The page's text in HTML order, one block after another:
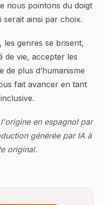
nous pointons du doigt
serait ainsi par choix.
les genres se brisent,
de vie, accepter les
plus d’humanisme
fait avancer en tant
en espagnol par
générée par IA à
original.